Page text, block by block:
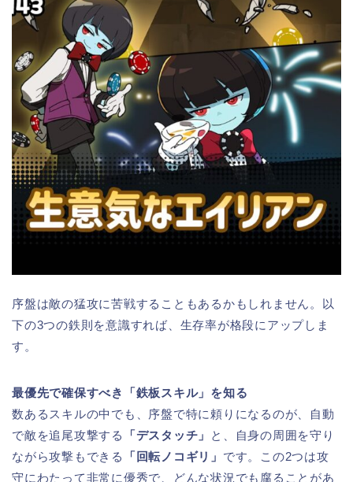
序盤は敵の猛攻に苦戦することもあるかもしれません。以
下の3つの鉄則を意識すれば、生存率が格段にアップしま
す。
最優先で確保すべき「鉄板スキル」を知る
数あるスキルの中でも、序盤で特に頼りになるのが、自動
で敵を追尾攻撃する
「デスタッチ」
と、自身の周囲を守り
ながら攻撃もできる
「回転ノコギリ」 です。この2つは攻
守にわたって非常に優秀で、どんな状況でも腐ることがあ